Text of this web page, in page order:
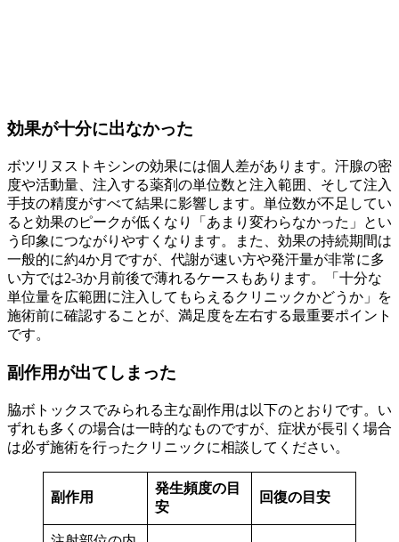
効果が十分に出なかった
ボツリヌストキシンの効果には個人差があります。汗腺の密
度や活動量、注入する薬剤の単位数と注入範囲、そして注入
手技の精度がすべて結果に影響します。単位数が不足してい
ると効果のピークが低くなり「あまり変わらなかった」とい
う印象につながりやすくなります。また、効果の持続期間は
一般的に約4か月ですが、代謝が速い方や発汗量が非常に多
い方では2-3か月前後で薄れるケースもあります。「十分な
単位量を広範囲に注入してもらえるクリニックかどうか」を
施術前に確認することが、満足度を左右する最重要ポイント
です。
副作用が出てしまった
脇ボトックスでみられる主な副作用は以下のとおりです。い
ずれも多くの場合は一時的なものですが、症状が長引く場合
は必ず施術を行ったクリニックに相談してください。
副作用
発生頻度の目
安
回復の目安